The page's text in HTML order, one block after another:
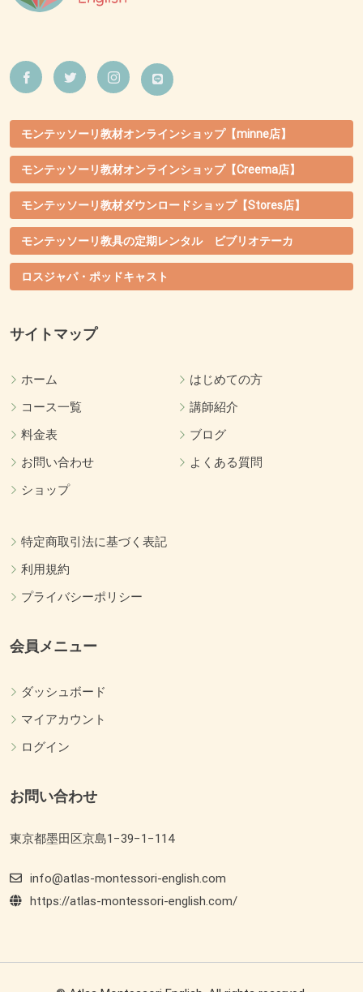
モンテッソーリ教材オンラインショップ【minne店】
モンテッソーリ教材オンラインショップ【Creema店】
モンテッソーリ教材ダウンロードショップ【Stores店】
モンテッソーリ教具の定期レンタル ビブリオテーカ
ロスジャパ・ポッドキャスト
サイトマップ
ホーム
はじめての方
コース一覧
講師紹介
料金表
ブログ
お問い合わせ
よくある質問
ショップ
特定商取引法に基づく表記
利用規約
プライバシーポリシー
会員メニュー
ダッシュボード
マイアカウント
ログイン
お問い合わせ
東京都墨田区京島1−39−1−114
info@atlas-montessori-english.com
https://atlas-montessori-english.com/